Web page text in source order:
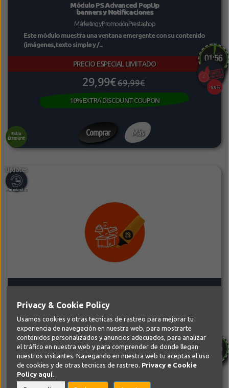
Módulo PS Advanced PopUp
banners y Notificaciones
Márketing y Promoción Prestashop
Extra
Discount!
Este módulo muestra una ventana emergente con su contenido
(imágenes, texto simple y /...
PRECIO ESPECIAL LIMITADO
10% EXTRA DISCOUNT COUPON
29,99€69,99€ -58%
Comprar Más
Home
Módulos Thirty Bees
El Módulo permite resaltar productos de una categoría
específica en la columna central...
PRECIO ESPECIAL LIMITADO
Privacy & Cookie Policy
Usamos cookies y otras tecnicas de rastreo para mejorar tu
experiencia de navegación en nuestra web, para mostrarte
contenidos personalizados y anuncios adecuados, para analizar
el tráfico en nuestra web y para comprender de donde llegan
nuestros visitantes. Navegando en nuestra web tu aceptas el uso
de cookies y de otras tecnicas de rastreo. Privacy e Cookie
Policy aquí.